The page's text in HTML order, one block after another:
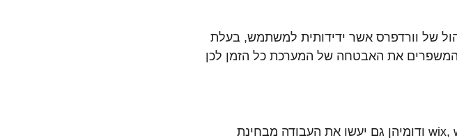
של וורדפרס אשר ידידותית למשתמש, בעלת
המשפרים את האבטחה של המערכת כל הזמן לכן
כמובן שגם מערכות ניהול פופולריות אחרות כמו wix, weebly ודומיהן גם יעשו את העבודה מבחינת